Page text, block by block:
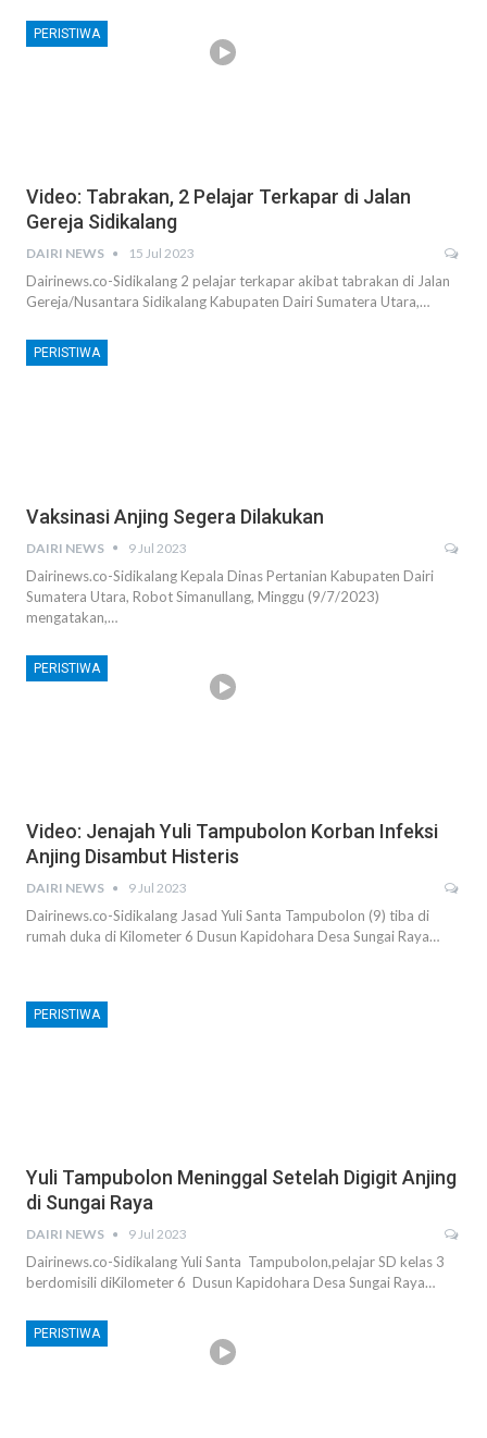
PERISTIWA
Video: Tabrakan, 2 Pelajar Terkapar di Jalan
Gereja Sidikalang
DAIRI NEWS 15 Jul 2023
Dairinews.co-Sidikalang 2 pelajar terkapar akibat tabrakan di Jalan
Gereja/Nusantara Sidikalang Kabupaten Dairi Sumatera Utara,…
PERISTIWA
Vaksinasi Anjing Segera Dilakukan
DAIRI NEWS 9 Jul 2023
Dairinews.co-Sidikalang Kepala Dinas Pertanian Kabupaten Dairi
Sumatera Utara, Robot Simanullang, Minggu (9/7/2023)
mengatakan,…
PERISTIWA
Video: Jenajah Yuli Tampubolon Korban Infeksi
Anjing Disambut Histeris
DAIRI NEWS 9 Jul 2023
Dairinews.co-Sidikalang Jasad Yuli Santa Tampubolon (9) tiba di
rumah duka di Kilometer 6 Dusun Kapidohara Desa Sungai Raya…
PERISTIWA
Yuli Tampubolon Meninggal Setelah Digigit Anjing
di Sungai Raya
DAIRI NEWS 9 Jul 2023
Dairinews.co-Sidikalang Yuli Santa Tampubolon,pelajar SD kelas 3
berdomisili diKilometer 6 Dusun Kapidohara Desa Sungai Raya…
PERISTIWA